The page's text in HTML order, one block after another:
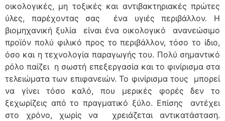
οικολογικές, μη τοξικές και αντιβακτηριακές πρώτες
ύλες, παρέχοντας σας ένα υγιές περιβάλλον. Η
βιομηχανική ξυλία είναι ένα οικολογικό ανανεώσιμο
προϊόν πολύ φιλικό προς το περιβάλλον, τόσο το ίδιο,
όσο και η τεχνολογία παραγωγής του. Πολύ σημαντικό
ρόλο παίζει η σωστή επεξεργασία και το φινίρισμα στα
τελειώματα των επιφανειών. Το φινίρισμα τους μπορεί
να γίνει τόσο καλό, που μερικές φορές δεν το
ξεχωρίζεις από το πραγματικό ξύλο. Επίσης αντέχει
στο χρόνο, χωρίς να χρειάζεται αντικατάσταση.